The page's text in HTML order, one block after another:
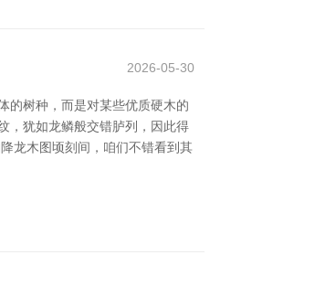
2026-05-30
的树种，而是对某些优质硬木的
，犹如龙鳞般交错胪列，因此得
龙木图顷刻间，咱们不错看到其